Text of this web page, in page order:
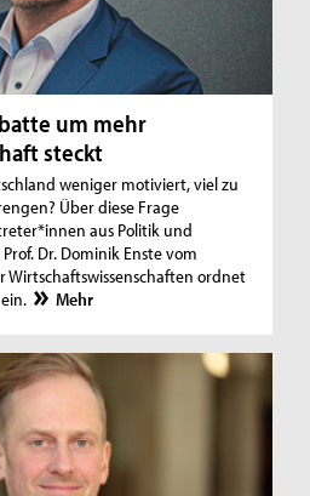
um mehr
steckt
weniger motiviert, viel zu
Über diese Frage
aus Politik und
Dr. Dominik Enste vom
ordnet
Mehr